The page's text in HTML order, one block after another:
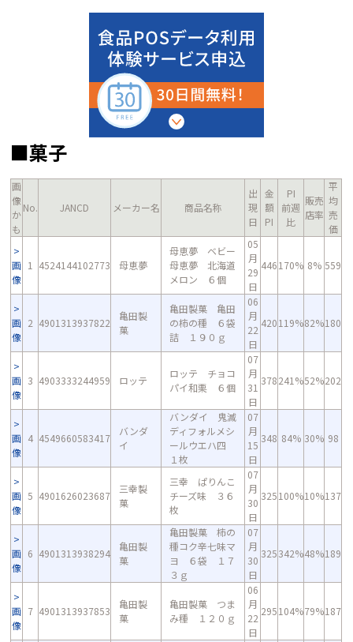
■菓子
画
像
か
も
No. JANCD メーカー名 商品名称
出
現
日
金
額
PI
PI
前週
比
販売
店率
平
均
売
価
画
像
1 4524144102773 母恵夢
母恵夢 ベビー
母恵夢 北海道
メロン ６個
05
月
29
日
446170% 8% 559
画
像
2 4901313937822
亀田製
菓
亀田製菓 亀田
の柿の種 ６袋
詰 １９０ｇ
06
月
22
日
420119%82%180
画
像
3 4903333244959 ロッテ
ロッテ チョコ
パイ和栗 ６個
07
月
31
日
378241%52%202
画
像
4 4549660583417
バンダ
イ
バンダイ 鬼滅
ディフォルメシ
ールウエハ四
１枚
07
月
15
日
348 84% 30% 98
画
像
5 4901626023687
三幸製
菓
三幸 ぱりんこ
チーズ味 ３６
枚
07
月
30
日
325100%10%137
画
像
6 4901313938294
亀田製
菓
亀田製菓 柿の
種コク辛七味マ
ヨ ６袋 １７
３ｇ
07
月
30
日
325342%48%189
画
像
7 4901313937853
亀田製
菓
亀田製菓 つま
み種 １２０ｇ
06
月
22
日
295104%79%187